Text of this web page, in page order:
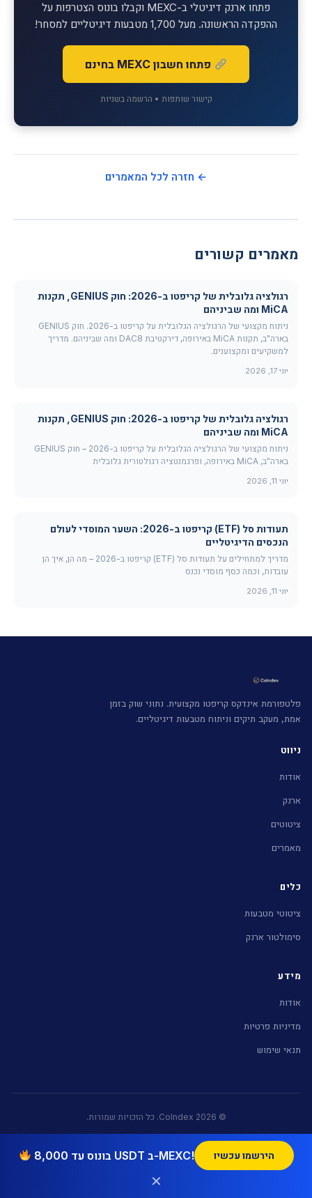
פתחו ארנק דיגיטלי ב-MEXC וקבלו בונוס הצטרפות על
ההפקדה הראשונה. מעל 1,700 מטבעות דיגיטליים למסחר!
פתחו חשבון MEXC בחינם
קישור שותפות • הרשמה בשניות
← חזרה לכל המאמרים
מאמרים קשורים
רגולציה גלובלית של קריפטו ב-2026: חוק GENIUS, תקנות
MiCA ומה שביניהם
ניתוח מקצועי של הרגולציה הגלובלית על קריפטו ב-2026. חוק GENIUS
בארה"ב, תקנות MiCA באירופה, דירקטיבת DAC8 ומה שביניהם. מדריך
למשקיעים ומקצוענים.
יוני 17, 2026
רגולציה גלובלית של קריפטו ב-2026: חוק GENIUS, תקנות
MiCA ומה שביניהם
ניתוח מקצועי של הרגולציה הגלובלית על קריפטו ב-2026 – חוק GENIUS
בארה"ב, MiCA באירופה, ופרגמנטציה רגולטורית גלובלית
יוני 11, 2026
תעודות סל (ETF) קריפטו ב-2026: השער המוסדי לעולם
הנכסים הדיגיטליים
מדריך למתחילים על תעודות סל (ETF) קריפטו ב-2026 – מה הן, איך הן
עובדות, וכמה כסף מוסדי נכנס
יוני 11, 2026
פלטפורמת אינדקס קריפטו מקצועית. נתוני שוק בזמן
אמת, מעקב תיקים וניתוח מטבעות דיגיטליים.
ניווט
אודות
ארנק
ציטוטים
מאמרים
כלים
ציטוטי מטבעות
סימולטור ארנק
מידע
אודות
מדיניות פרטיות
תנאי שימוש
© 2026 CoIndex. כל הזכויות שמורות.
רשת הקריפטו של Nekuda Digital: CoIndex (עברית)
|
Blockchain Israel (English)
בונוס עד 8,000 USDT ב-MEXC! הירשמו עכשיו
✕